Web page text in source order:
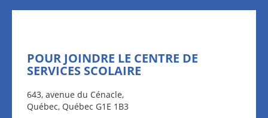
POUR JOINDRE LE CENTRE DE
SERVICES SCOLAIRE
643, avenue du Cénacle,
Québec, Québec G1E 1B3